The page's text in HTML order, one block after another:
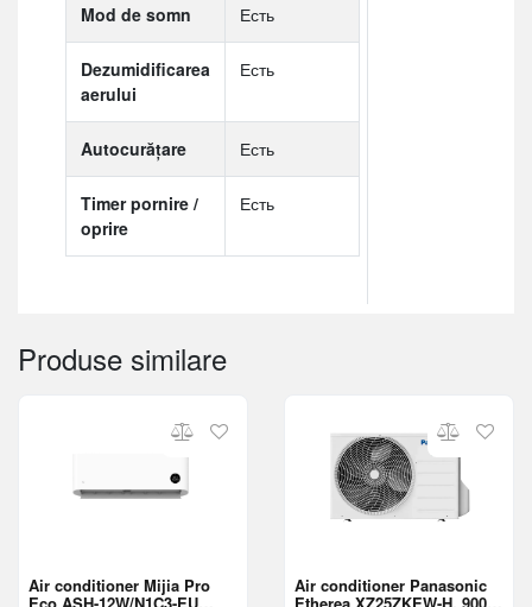
Mod de somn Есть
Dezumidificarea
aerului
Есть
Autocurățare Есть
Timer pornire /
oprire
Есть
Produse similare
Air conditioner Mijia Pro
Eco ASH-12W/N1C3-EU
Air conditioner Panasonic
Etherea XZ25ZKEW-H, 9000